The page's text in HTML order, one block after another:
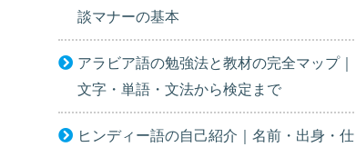
談マナーの基本
アラビア語の勉強法と教材の完全マップ｜
文字・単語・文法から検定まで
ヒンディー語の自己紹介｜名前・出身・仕